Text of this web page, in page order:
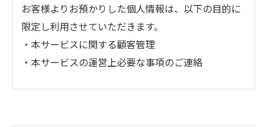
お客様よりお預かりした個人情報は、以下の目的に
限定し利用させていただきます。
・本サービスに関する顧客管理
・本サービスの運営上必要な事項のご連絡